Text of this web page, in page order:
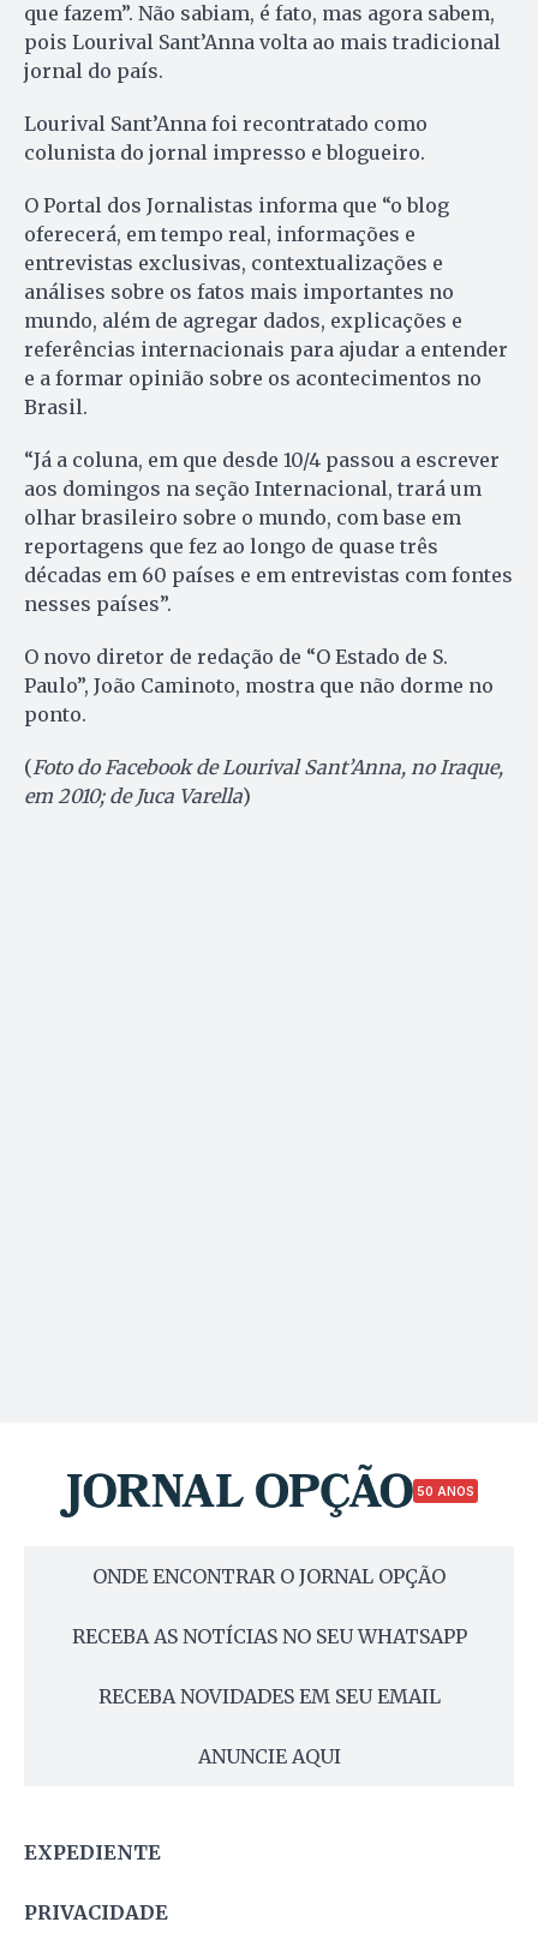
que fazem”. Não sabiam, é fato, mas agora sabem,
pois Lourival Sant’Anna volta ao mais tradicional
jornal do país.
Lourival Sant’Anna foi recontratado como
colunista do jornal impresso e blogueiro.
O Portal dos Jornalistas informa que “o blog
oferecerá, em tempo real, informações e
entrevistas exclusivas, contextualizações e
análises sobre os fatos mais importantes no
mundo, além de agregar dados, explicações e
referências internacionais para ajudar a entender
e a formar opinião sobre os acontecimentos no
Brasil.
“Já a coluna, em que desde 10/4 passou a escrever
aos domingos na seção Internacional, trará um
olhar brasileiro sobre o mundo, com base em
reportagens que fez ao longo de quase três
décadas em 60 países e em entrevistas com fontes
nesses países”.
O novo diretor de redação de “O Estado de S.
Paulo”, João Caminoto, mostra que não dorme no
ponto.
(Foto do Facebook de Lourival Sant’Anna, no Iraque,
em 2010; de Juca Varella)
50 ANOS
ONDE ENCONTRAR O JORNAL OPÇÃO
RECEBA AS NOTÍCIAS NO SEU WHATSAPP
RECEBA NOVIDADES EM SEU EMAIL
ANUNCIE AQUI
EXPEDIENTE
PRIVACIDADE